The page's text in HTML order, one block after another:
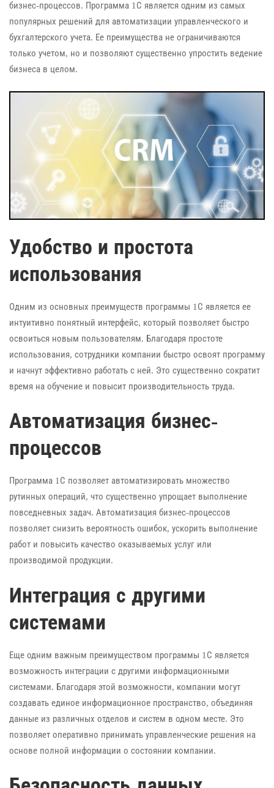
бизнес-процессов. Программа 1С является одним из самых
популярных решений для автоматизации управленческого и
бухгалтерского учета. Ее преимущества не ограничиваются
только учетом, но и позволяют существенно упростить ведение
бизнеса в целом.
Удобство и простота
использования
Одним из основных преимуществ программы 1С является ее
интуитивно понятный интерфейс, который позволяет быстро
освоиться новым пользователям. Благодаря простоте
использования, сотрудники компании быстро освоят программу
и начнут эффективно работать с ней. Это существенно сократит
время на обучение и повысит производительность труда.
Автоматизация бизнес-
процессов
Программа 1С позволяет автоматизировать множество
рутинных операций, что существенно упрощает выполнение
повседневных задач. Автоматизация бизнес-процессов
позволяет снизить вероятность ошибок, ускорить выполнение
работ и повысить качество оказываемых услуг или
производимой продукции.
Интеграция с другими
системами
Еще одним важным преимуществом программы 1С является
возможность интеграции с другими информационными
системами. Благодаря этой возможности, компании могут
создавать единое информационное пространство, объединяя
данные из различных отделов и систем в одном месте. Это
позволяет оперативно принимать управленческие решения на
основе полной информации о состоянии компании.